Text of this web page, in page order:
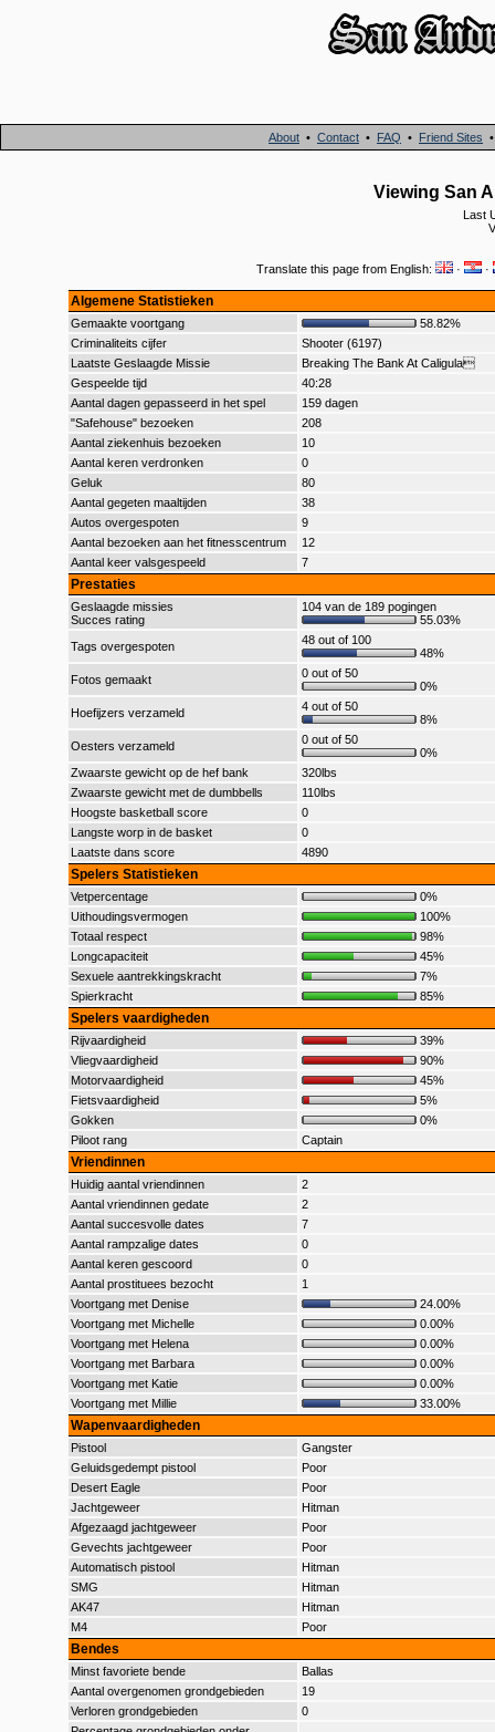
About • Contact • FAQ • Friend Sites
Viewing San
Last
Translate this page from English: · ·
Algemene Statistieken
Gemaakte voortgang
58.82%
Criminaliteits cijfer
Shooter (6197)
Laatste Geslaagde Missie
Breaking The Bank At Caligula
Gespeelde tijd
40:28
Aantal dagen gepasseerd in het spel
159 dagen
"Safehouse" bezoeken
208
Aantal ziekenhuis bezoeken
10
Aantal keren verdronken
0
Geluk
80
Aantal gegeten maaltijden
38
Autos overgespoten
9
Aantal bezoeken aan het fitnesscentrum
12
Aantal keer valsgespeeld
7
Prestaties
Geslaagde missies
Succes rating
104 van de 189 pogingen
55.03%
Tags overgespoten
48 out of 100
48%
Fotos gemaakt
0 out of 50
0%
Hoefijzers verzameld
4 out of 50
8%
Oesters verzameld
0 out of 50
0%
Zwaarste gewicht op de hef bank
320lbs
Zwaarste gewicht met de dumbbells
110lbs
Hoogste basketball score
0
Langste worp in de basket
0
Laatste dans score
4890
Spelers Statistieken
Vetpercentage
0%
Uithoudingsvermogen
100%
Totaal respect
98%
Longcapaciteit
45%
Sexuele aantrekkingskracht
7%
Spierkracht
85%
Spelers vaardigheden
Rijvaardigheid
39%
Vliegvaardigheid
90%
Motorvaardigheid
45%
Fietsvaardigheid
5%
Gokken
0%
Piloot rang
Captain
Vriendinnen
Huidig aantal vriendinnen
2
Aantal vriendinnen gedate
2
Aantal succesvolle dates
7
Aantal rampzalige dates
0
Aantal keren gescoord
0
Aantal prostituees bezocht
1
Voortgang met Denise
24.00%
Voortgang met Michelle
0.00%
Voortgang met Helena
0.00%
Voortgang met Barbara
0.00%
Voortgang met Katie
0.00%
Voortgang met Millie
33.00%
Wapenvaardigheden
Pistool
Gangster
Geluidsgedempt pistool
Poor
Desert Eagle
Poor
Jachtgeweer
Hitman
Afgezaagd jachtgeweer
Poor
Gevechts jachtgeweer
Poor
Automatisch pistool
Hitman
SMG
Hitman
AK47
Hitman
M4
Poor
Bendes
Minst favoriete bende
Ballas
Aantal overgenomen grondgebieden
19
Verloren grondgebieden
0